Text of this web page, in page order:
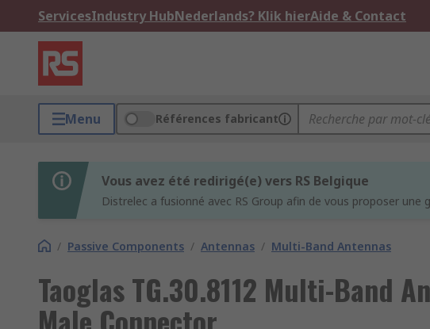
ServicesIndustry HubNederlands? Klik hierAide & Contact
Menu Références fabricant
Vous avez été redirigé(e) vers RS Belgique
Distrelec a fusionné avec RS Group afin de vous proposer
/ Passive Components / Antennas / Multi-Band Antennas
Taoglas TG.30.8112 Multi-Band